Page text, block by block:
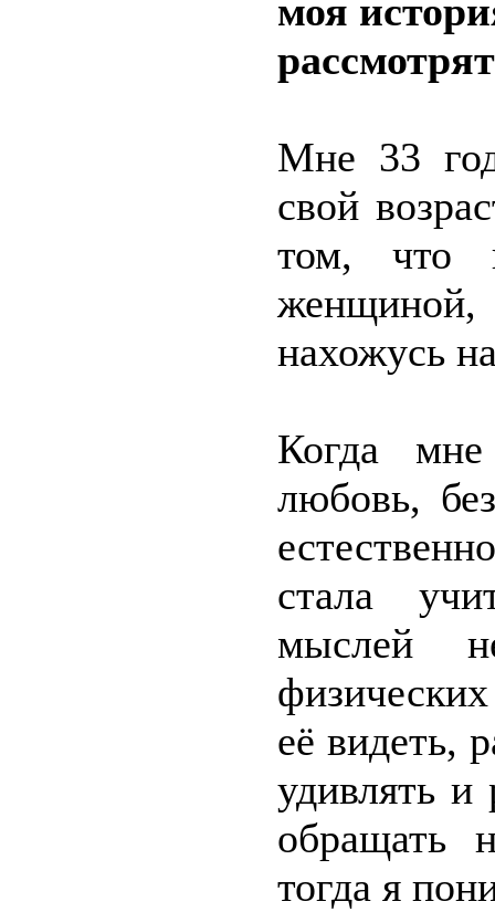
моя
Мне 33
свой
том, что
женщиной,
нахожусь
Когда
любовь,
стала
мыслей
её видеть,
удивлять
обращать
тогда я